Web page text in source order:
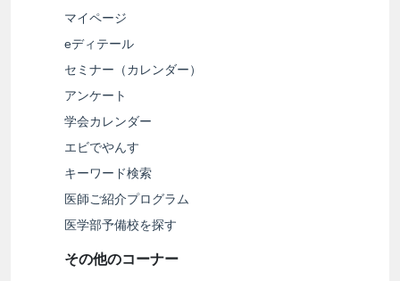
マイページ
eディテール
セミナー（カレンダー）
アンケート
学会カレンダー
エビでやんす
キーワード検索
医師ご紹介プログラム
医学部予備校を探す
その他のコーナー